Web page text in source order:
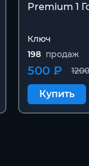
Premium 1
Ключ
198 продаж
500 ₽
Купить